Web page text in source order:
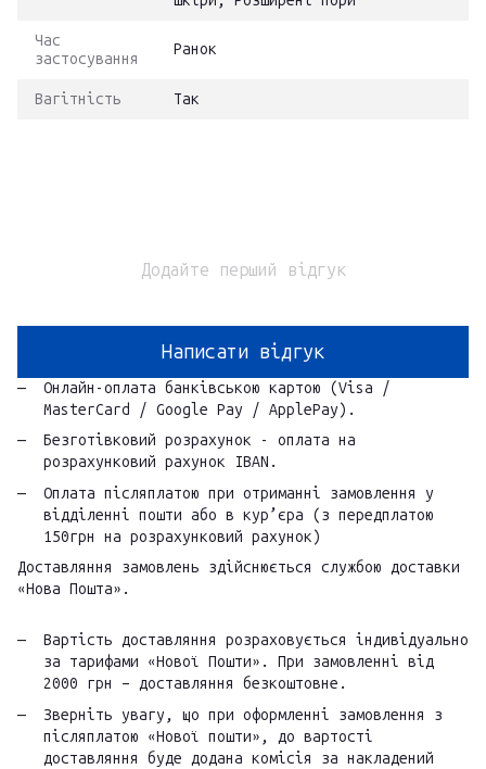
Час
застосування
Ранок
Вагітність Так
Додайте перший відгук
Написати відгук
Онлайн-оплата банківською картою (Visa /
MasterCard / Google Pay / ApplePay).
Безготівковий розрахунок - оплата на
розрахунковий рахунок IBAN.
Оплата післяплатою при отриманні замовлення у
відділенні пошти або в кур’єра (з передплатою
150грн на розрахунковий рахунок)
Доставляння замовлень здійснюється службою доставки
«Нова Пошта».
Вартість доставляння розраховується індивідуально
за тарифами «Нової Пошти». При замовленні від
2000 грн – доставляння безкоштовне.
Зверніть увагу, що при оформленні замовлення з
післяплатою «Нової пошти», до вартості
доставляння буде додана комісія за накладений